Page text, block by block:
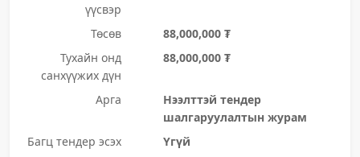
үүсвэр
Төсөв
88,000,000 ₮
Тухайн онд
санхүүжих дүн
88,000,000 ₮
Арга
Нээлттэй тендер
шалгаруулалтын журам
Багц тендер эсэх
Үгүй